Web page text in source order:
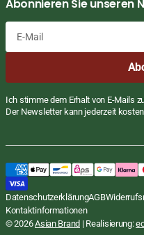
Goloka - Srilankan
inkl. MwSt., zzgl.Versand
In
Abonnieren Sie unseren
Ich stimme dem Erhalt von E-Mails
Der Newsletter kann jederzeit
DatenschutzerklärungAGB
Kontaktinformationen
© 2026Asian Brand | Realisierung: